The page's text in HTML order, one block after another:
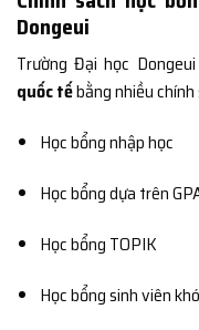
Dongeui
Trường Đại học
quốc tếbằng nhiều
Học bổng nhập học
Học bổng dựa trên
Học bổng TOPIK
Học bổng sinh viên